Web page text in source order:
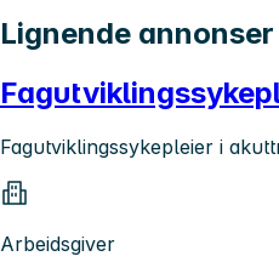
Lignende annonser
Fagutviklingssykepleier i
Arbeidsgiver